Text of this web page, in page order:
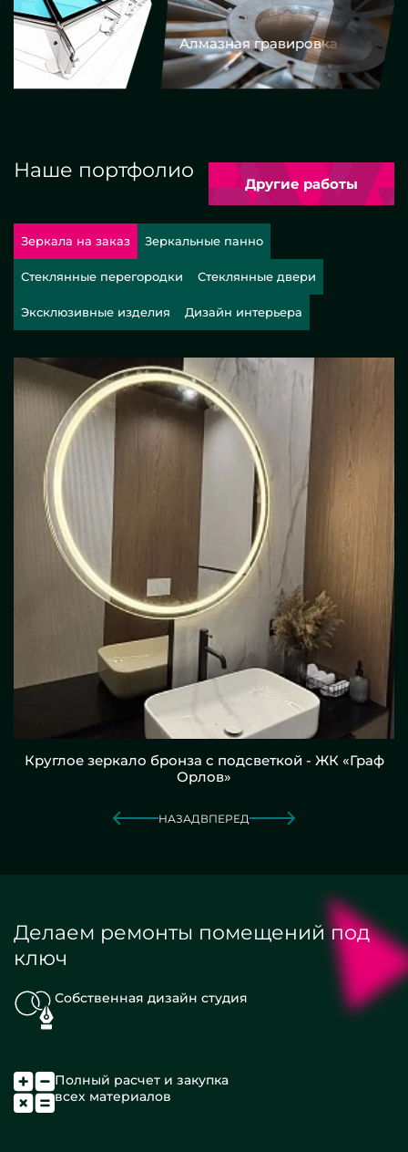
Алмазная гравировка
Наше портфолио
Другие работы
Зеркала на заказ Зеркальные панно
Стеклянные перегородки Стеклянные двери
Эксклюзивные изделия Дизайн интерьера
Круглое зеркало бронза с подсветкой - ЖК «Граф
Орлов»
НАЗАД ВПЕРЕД
Делаем ремонты помещений под
ключ
Собственная дизайн студия
Полный расчет и закупка
всех материалов